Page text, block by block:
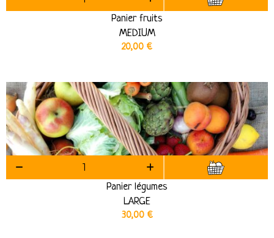
Panier fruits
MEDIUM
20,00 €
Panier légumes
LARGE
30,00 €